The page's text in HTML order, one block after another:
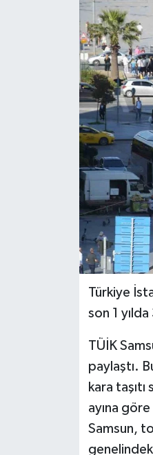
Türkiye
son 1
TÜİK
paylaştı.
kara
ayına
Samsun,